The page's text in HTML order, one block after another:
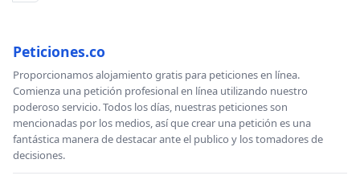
Peticiones.co
Proporcionamos alojamiento gratis para peticiones en línea.
Comienza una petición profesional en línea utilizando nuestro
poderoso servicio. Todos los días, nuestras peticiones son
mencionadas por los medios, así que crear una petición es una
fantástica manera de destacar ante el publico y los tomadores de
decisiones.